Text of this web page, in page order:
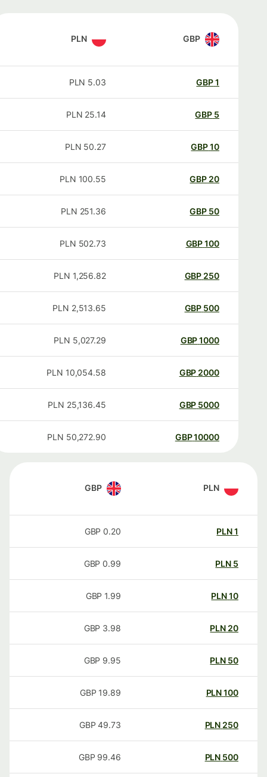
GBP
PLN
GBP
5.03
PLN
GBP
25.14
PLN
GBP
50.27
PLN
20
GBP
100.55
PLN
50
GBP
251.36
PLN
100
GBP
502.73
PLN
250
GBP
1,256.82
PLN
500
GBP
2,513.65
PLN
1000
GBP
5,027.29
PLN
2000
GBP
10,054.58
PLN
5000
GBP
25,136.45
PLN
10000
GBP
50,272.90
PLN
PLN
GBP
PLN
0.20
GBP
PLN
0.99
GBP
PLN
1.99
GBP
20
PLN
3.98
GBP
50
PLN
9.95
GBP
100
PLN
19.89
GBP
250
PLN
49.73
GBP
500
PLN
99.46
GBP